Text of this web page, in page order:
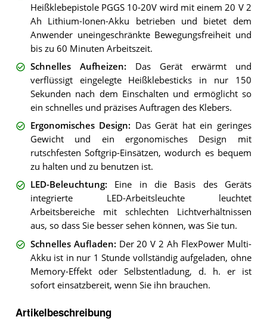
Heißklebepistole PGGS 10-20V wird mit einem 20 V 2
Ah Lithium-Ionen-Akku betrieben und bietet dem
Anwender uneingeschränkte Bewegungsfreiheit und
bis zu 60 Minuten Arbeitszeit.
Schnelles Aufheizen: Das Gerät erwärmt und
verflüssigt eingelegte Heißklebesticks in nur 150
Sekunden nach dem Einschalten und ermöglicht so
ein schnelles und präzises Auftragen des Klebers.
Ergonomisches Design: Das Gerät hat ein geringes
Gewicht und ein ergonomisches Design mit
rutschfesten Softgrip-Einsätzen, wodurch es bequem
zu halten und zu benutzen ist.
LED-Beleuchtung: Eine in die Basis des Geräts
integrierte LED-Arbeitsleuchte leuchtet
Arbeitsbereiche mit schlechten Lichtverhältnissen
aus, so dass Sie besser sehen können, was Sie tun.
Schnelles Aufladen: Der 20 V 2 Ah FlexPower Multi-
Akku ist in nur 1 Stunde vollständig aufgeladen, ohne
Memory-Effekt oder Selbstentladung, d. h. er ist
sofort einsatzbereit, wenn Sie ihn brauchen.
Artikelbeschreibung